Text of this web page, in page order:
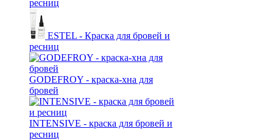
ресниц
ESTEL - Краска для бровей и
ресниц
GODEFROY - краска-хна для
бровей
INTENSIVE - краска для бровей и
ресниц